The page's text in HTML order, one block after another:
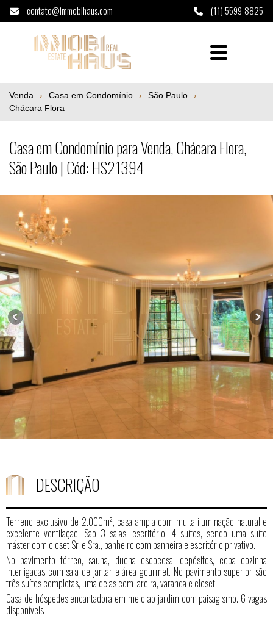
contato@immobihaus.com (11) 5599-8825
Casa em Condomínio para Venda,
Venda Casa em Condomínio
São Paulo
Chácara Flora
Casa em Condomínio para Venda, Chácara Flora,
São Paulo | Cód: HS21394
DESCRIÇÃO
Terreno exclusivo de 2.000m², casa ampla com muita iluminação natural e
excelente ventilação. São 3 salas, escritório, 4 suítes, sendo uma suíte
máster com closet Sr. e Sra., banheiro com banheira e escritório privativo.
No pavimento térreo, sauna, ducha escocesa, depósitos, copa cozinha
interligadas com sala de jantar e área gourmet. No pavimento superior são
três suítes completas, uma delas com lareira, varanda e closet.
Casa de hóspedes encantadora em meio ao jardim com paisagismo. 6 vagas
disponíveis